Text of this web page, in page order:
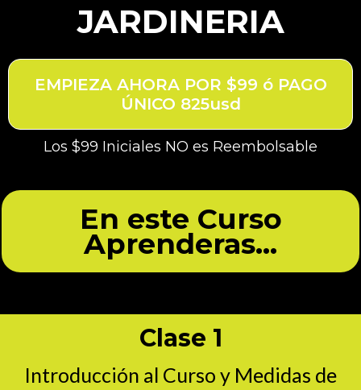
JARDINERIA
EMPIEZA AHORA POR $99 ó PAGO
ÚNICO 825usd
Los $99 Iniciales NO es Reembolsable
En este Curso
Aprenderas...
Clase 1
Introducción al Curso y Medidas de